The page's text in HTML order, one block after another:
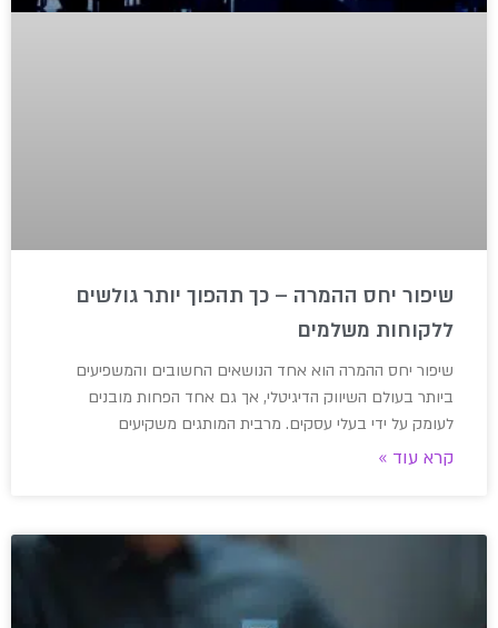
שיפור יחס ההמרה – כך תהפוך יותר גולשים
ללקוחות משלמים
שיפור יחס ההמרה הוא אחד הנושאים החשובים והמשפיעים
ביותר בעולם השיווק הדיגיטלי, אך גם אחד הפחות מובנים
לעומק על ידי בעלי עסקים. מרבית המותגים משקיעים
קרא עוד »